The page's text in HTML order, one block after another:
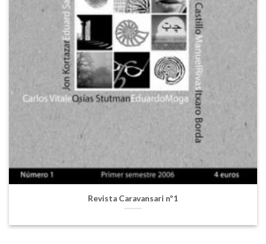
Revista Caravansari nº1